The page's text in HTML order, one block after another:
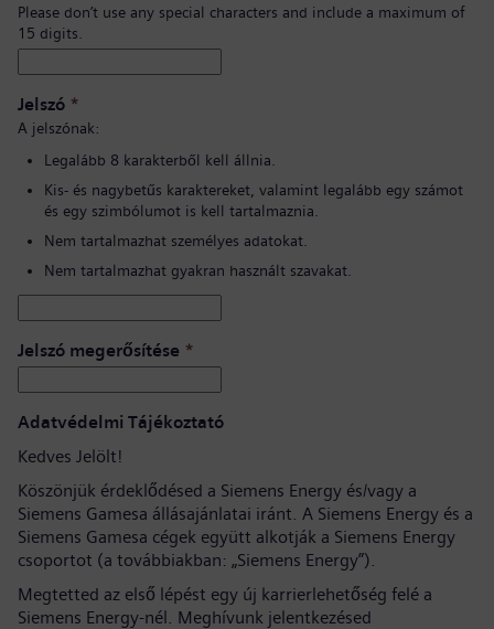
Please don’t use any special characters and include a maximum of
15 digits.
Jelszó *
A jelszónak:
Legalább 8 karakterből kell állnia.
Kis- és nagybetűs karaktereket, valamint legalább egy számot
és egy szimbólumot is kell tartalmaznia.
Nem tartalmazhat személyes adatokat.
Nem tartalmazhat gyakran használt szavakat.
Jelszó megerősítése *
Adatvédelmi Tájékoztató
Kedves Jelölt!
Köszönjük érdeklődésed a Siemens Energy és/vagy a
Siemens Gamesa állásajánlatai iránt. A Siemens Energy és a
Siemens Gamesa cégek együtt alkotják a Siemens Energy
csoportot (a továbbiakban: „Siemens Energy”).
Megtetted az első lépést egy új karrierlehetőség felé a
Siemens Energy-nél. Meghívunk jelentkezésed